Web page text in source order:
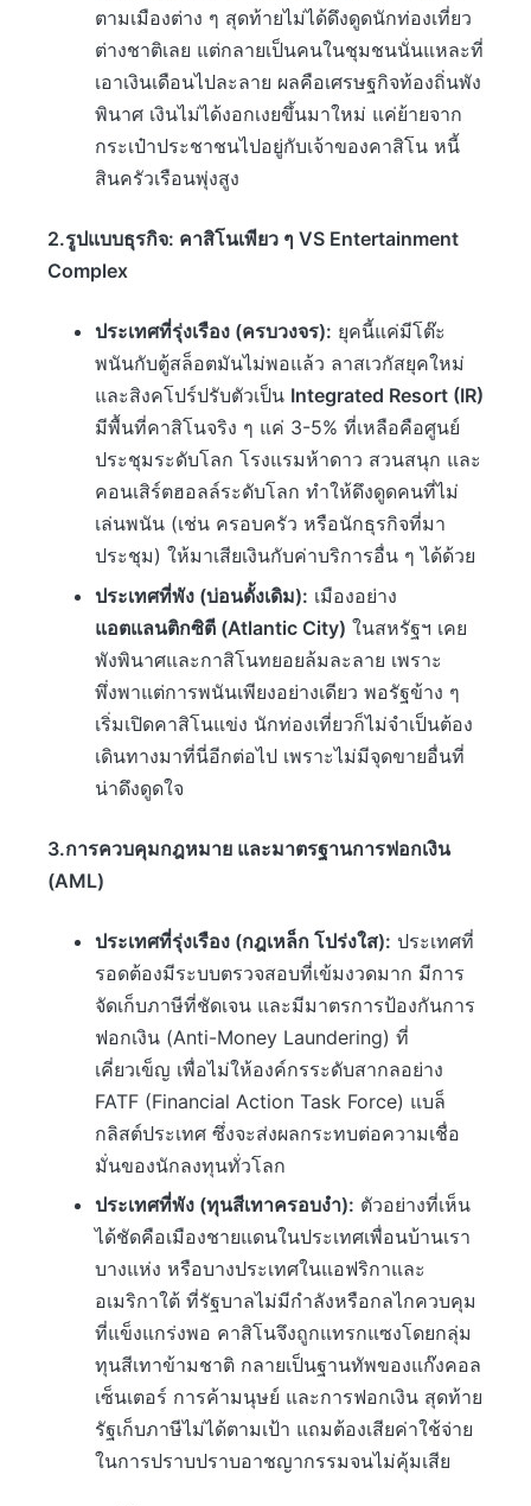
ตามเมืองต่าง ๆ สุดท้ายไม่ได้ดึงดูดนักท่องเที่ยว
ต่างชาติเลย แต่กลายเป็นคนในชุมชนนั่นแหละที่
เอาเงินเดือนไปละลาย ผลคือเศรษฐกิจท้องถิ่นพัง
พินาศ เงินไม่ได้งอกเงยขึ้นมาใหม่ แค่ย้ายจาก
กระเป๋าประชาชนไปอยู่กับเจ้าของคาสิโน หนี้
สินครัวเรือนพุ่งสูง
2.รูปแบบธุรกิจ: คาสิโนเพียว ๆ VS Entertainment
Complex
ประเทศที่รุ่งเรือง (ครบวงจร): ยุคนี้แค่มีโต๊ะ
พนันกับตู้สล็อตมันไม่พอแล้ว ลาสเวกัสยุคใหม่
และสิงคโปร์ปรับตัวเป็น Integrated Resort (IR)
มีพื้นที่คาสิโนจริง ๆ แค่ 3-5% ที่เหลือคือศูนย์
ประชุมระดับโลก โรงแรมห้าดาว สวนสนุก และ
คอนเสิร์ตฮอลล์ระดับโลก ทำให้ดึงดูดคนที่ไม่
เล่นพนัน (เช่น ครอบครัว หรือนักธุรกิจที่มา
ประชุม) ให้มาเสียเงินกับค่าบริการอื่น ๆ ได้ด้วย
ประเทศที่พัง (บ่อนดั้งเดิม): เมืองอย่าง
แอตแลนติกซิตี (Atlantic City) ในสหรัฐฯ เคย
พังพินาศและกาสิโนทยอยล้มละลาย เพราะ
พึ่งพาแต่การพนันเพียงอย่างเดียว พอรัฐข้าง ๆ
เริ่มเปิดคาสิโนแข่ง นักท่องเที่ยวก็ไม่จำเป็นต้อง
เดินทางมาที่นี่อีกต่อไป เพราะไม่มีจุดขายอื่นที่
น่าดึงดูดใจ
3.การควบคุมกฎหมาย และมาตรฐานการฟอกเงิน
(AML)
ประเทศที่รุ่งเรือง (กฎเหล็ก โปร่งใส): ประเทศที่
รอดต้องมีระบบตรวจสอบที่เข้มงวดมาก มีการ
จัดเก็บภาษีที่ชัดเจน และมีมาตรการป้องกันการ
ฟอกเงิน (Anti-Money Laundering) ที่
เคี่ยวเข็ญ เพื่อไม่ให้องค์กรระดับสากลอย่าง
FATF (Financial Action Task Force) แบล็
กลิสต์ประเทศ ซึ่งจะส่งผลกระทบต่อความเชื่อ
มั่นของนักลงทุนทั่วโลก
ประเทศที่พัง (ทุนสีเทาครอบงำ): ตัวอย่างที่เห็น
ได้ชัดคือเมืองชายแดนในประเทศเพื่อนบ้านเรา
บางแห่ง หรือบางประเทศในแอฟริกาและ
อเมริกาใต้ ที่รัฐบาลไม่มีกำลังหรือกลไกควบคุม
ที่แข็งแกร่งพอ คาสิโนจึงถูกแทรกแซงโดยกลุ่ม
ทุนสีเทาข้ามชาติ กลายเป็นฐานทัพของแก๊งคอล
เซ็นเตอร์ การค้ามนุษย์ และการฟอกเงิน สุดท้าย
รัฐเก็บภาษีไม่ได้ตามเป้า แถมต้องเสียค่าใช้จ่าย
ในการปราบปราบอาชญากรรมจนไม่คุ้มเสีย